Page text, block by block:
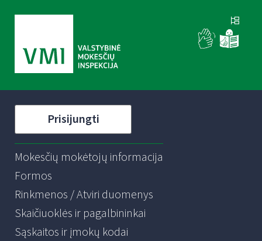
Prisijungti
Mokesčių mokėtojų informacija
Formos
Rinkmenos / Atviri duomenys
Skaičiuoklės ir pagalbininkai
Sąskaitos ir įmokų kodai